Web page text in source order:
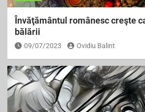
Învăţământul românesc creşte
bălării
09/07/2023 Ovidiu Balint